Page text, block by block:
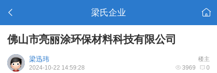
梁氏企业
佛山市亮丽涂环保材料科技有限公司
楼主
梁迅玮
3969 0
2024-10-22 14:59:28